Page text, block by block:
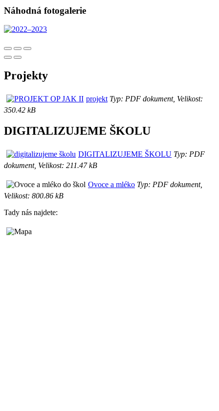
Náhodná fotogalerie
Projekty
projekt Typ: PDF dokument, Velikost:
350.42 kB
DIGITALIZUJEME ŠKOLU
DIGITALIZUJEME ŠKOLU Typ: PDF
dokument, Velikost: 211.47 kB
Ovoce a mléko Typ: PDF dokument,
Velikost: 800.86 kB
Tady nás najdete: